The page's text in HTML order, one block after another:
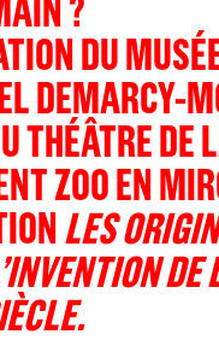
?
DU
DEMARCY-
THÉÂTRE DE
ZOO EN
LES
DE